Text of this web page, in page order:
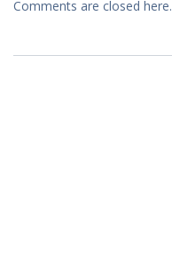
Comments are closed here.